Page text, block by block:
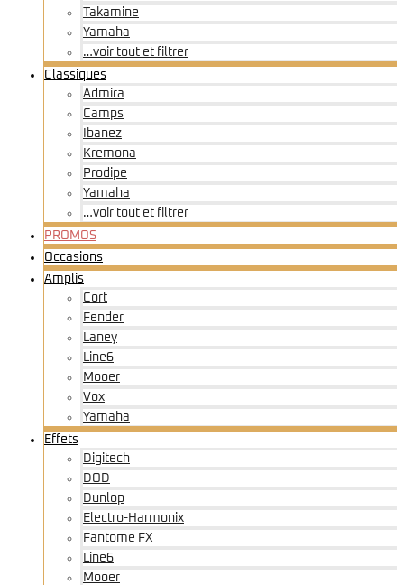
Takamine
Yamaha
…voir tout et filtrer
Classiques
Admira
Camps
Ibanez
Kremona
Prodipe
Yamaha
…voir tout et filtrer
PROMOS
Occasions
Amplis
Cort
Fender
Laney
Line6
Mooer
Vox
Yamaha
Effets
Digitech
DOD
Dunlop
Electro-Harmonix
Fantome FX
Line6
Mooer